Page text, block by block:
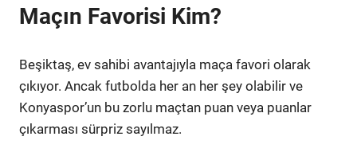
Maçın Favorisi Kim?
Beşiktaş, ev sahibi avantajıyla maça favori olarak
çıkıyor. Ancak futbolda her an her şey olabilir ve
Konyaspor’un bu zorlu maçtan puan veya puanlar
çıkarması sürpriz sayılmaz.